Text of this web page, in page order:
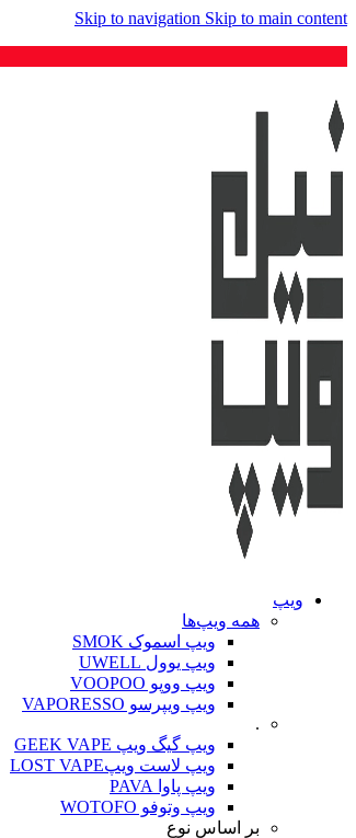
Skip to navigation Skip to main content
ویپ‌
همه ویپ‌ها
ویپ اسموک SMOK
ویپ یوول UWELL
ویپ ووپو VOOPOO
ویپ ویپرسو VAPORESSO
.
ویپ گیگ ویپ GEEK VAPE
ویپ لاست ویپLOST VAPE
ویپ پاوا PAVA
ویپ وتوفو WOTOFO
بر اساس نوع